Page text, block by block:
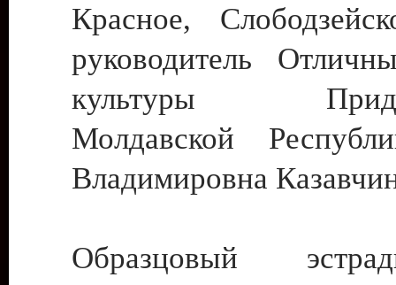
Красное,
руководитель
культуры
Молдавской
Владимировна
Образцовый